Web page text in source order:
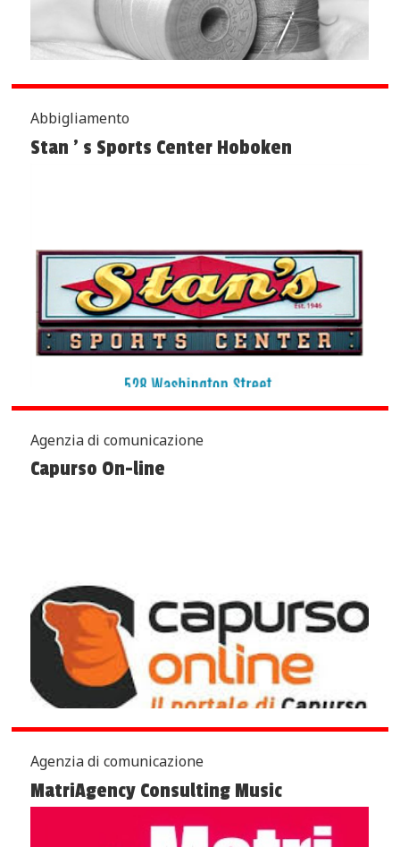
Abbigliamento
Stan ’ s Sports Center Hoboken
Agenzia di comunicazione
Capurso On-line
Agenzia di comunicazione
MatriAgency Consulting Music